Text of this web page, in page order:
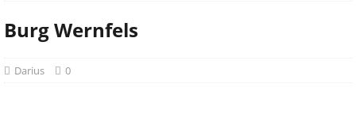
Burg Wernfels
Darius 0